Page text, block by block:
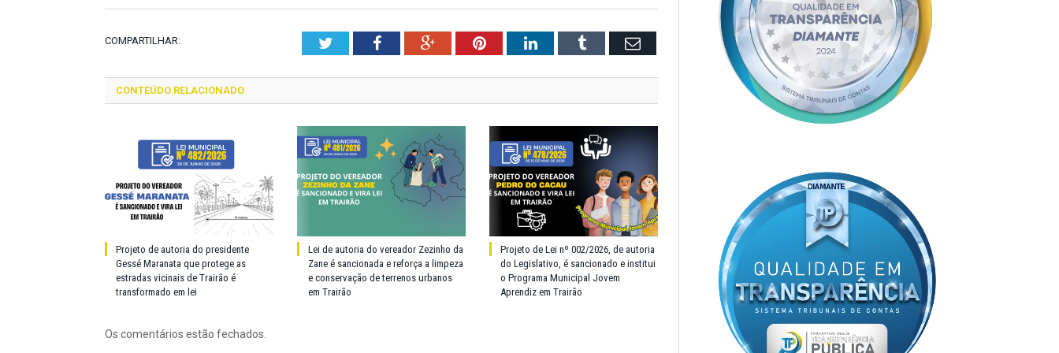
COMPARTILHAR: TwitterFacebookGoogle+PinterestLinkedInTumblr Email
CONTEÚDO RELACIONADO
Projeto de autoria do presidente
Gessé Maranata que protege as
estradas vicinais de Trairão é
transformado em lei
Lei de autoria do vereador Zezinho da
Zane é sancionada e reforça a limpeza
e conservação de terrenos urbanos
em Trairão
Projeto de Lei nº 002/2026, de autoria
do Legislativo, é sancionado e institui
o Programa Municipal Jovem
Aprendiz em Trairão
Os comentários estão fechados.